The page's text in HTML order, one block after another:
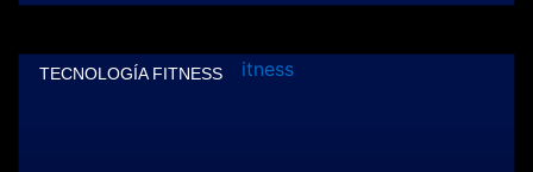
TECNOLOGÍA FITNESS